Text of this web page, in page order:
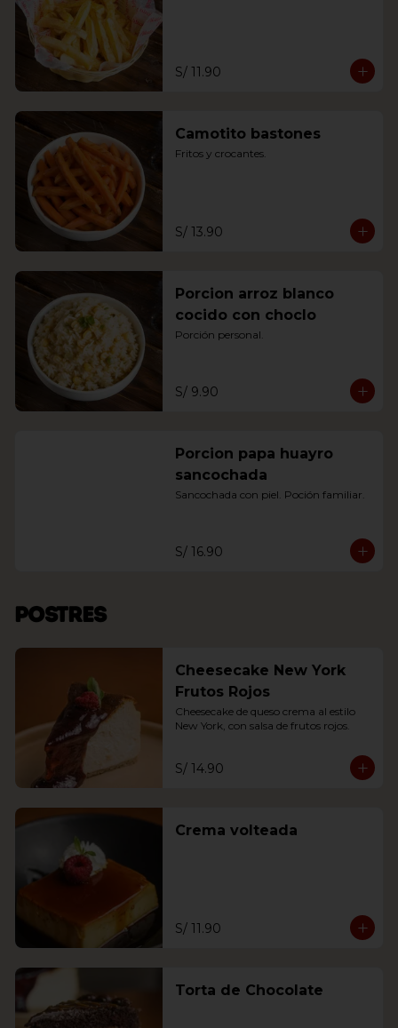
S/ 11.90
Camotito bastones
Fritos y crocantes.
S/ 13.90
Porcion arroz blanco
cocido con choclo
Porción personal.
S/ 9.90
Porcion papa huayro
sancochada
Sancochada con piel. Poción familiar.
S/ 16.90
Postres
Cheesecake New York
Frutos Rojos
Cheesecake de queso crema al estilo
New York, con salsa de frutos rojos.
S/ 14.90
Crema volteada
S/ 11.90
Torta de Chocolate